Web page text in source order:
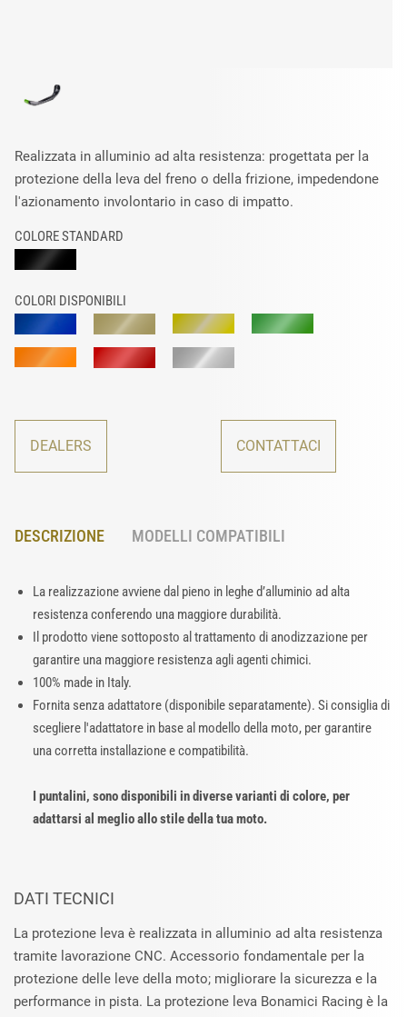
Realizzata in alluminio ad alta resistenza: progettata per la
protezione della leva del freno o della frizione, impedendone
l'azionamento involontario in caso di impatto.
COLORE STANDARD
COLORI DISPONIBILI
DEALERS CONTATTACI
DESCRIZIONE MODELLI COMPATIBILI
La realizzazione avviene dal pieno in leghe d’alluminio ad alta
resistenza conferendo una maggiore durabilità.
Il prodotto viene sottoposto al trattamento di anodizzazione per
garantire una maggiore resistenza agli agenti chimici.
100% made in Italy.
Fornita senza adattatore (disponibile separatamente). Si consiglia di
scegliere l'adattatore in base al modello della moto, per garantire
una corretta installazione e compatibilità.
I puntalini, sono disponibili in diverse varianti di colore, per
adattarsi al meglio allo stile della tua moto.
DATI TECNICI
La protezione leva è realizzata in alluminio ad alta resistenza
tramite lavorazione CNC. Accessorio fondamentale per la
protezione delle leve della moto; migliorare la sicurezza e la
performance in pista. La protezione leva Bonamici Racing è la